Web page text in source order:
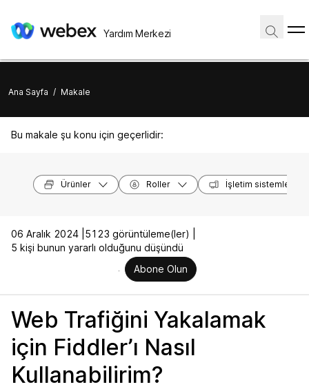
Yardım Merkezi
Ana Sayfa / Makale
Bu makale şu konu için geçerlidir:
Ürünler Roller İşletim sistemleri
06 Aralık 2024 | 5123 görüntüleme(ler) |
5 kişi bunun yararlı olduğunu düşündü
Abone Olun
Web Trafiğini Yakalamak
için Fiddler’ı Nasıl
Kullanabilirim?